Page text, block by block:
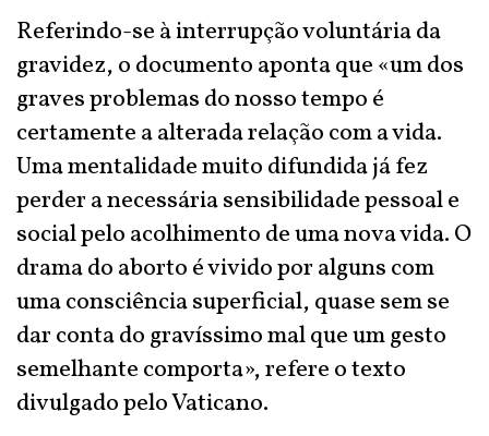
Referindo-se à interrupção voluntária da
gravidez, o documento aponta que «um dos
graves problemas do nosso tempo é
certamente a alterada relação com a vida.
Uma mentalidade muito difundida já fez
perder a necessária sensibilidade pessoal e
social pelo acolhimento de uma nova vida. O
drama do aborto é vivido por alguns com
uma consciência superficial, quase sem se
dar conta do gravíssimo mal que um gesto
semelhante comporta», refere o texto
divulgado pelo Vaticano.